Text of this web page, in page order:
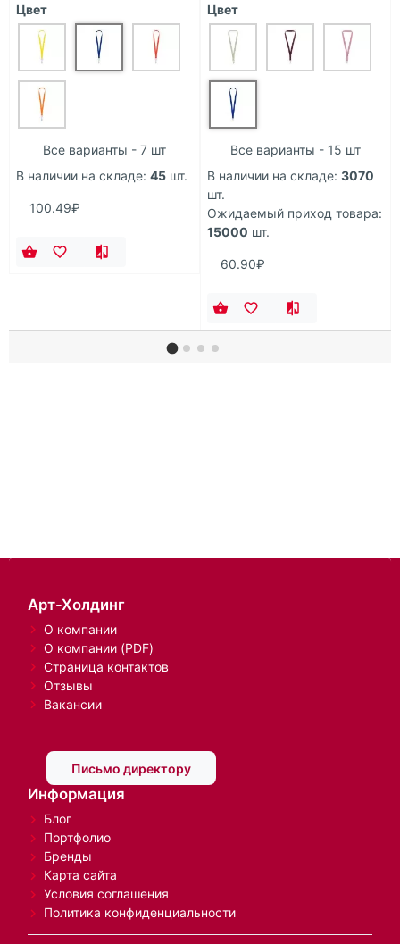
Цвет
Все варианты - 7 шт
В наличии на складе: 45 шт.
100.49₽
Цвет
Все варианты - 15 шт
В наличии на складе: 3070
шт.
Ожидаемый приход товара:
15000 шт.
60.90₽
Арт-Холдинг
О компании
О компании (PDF)
Страница контактов
Отзывы
Вакансии
Письмо директору
Информация
Блог
Портфолио
Бренды
Карта сайта
Условия соглашения
Политика конфиденциальности